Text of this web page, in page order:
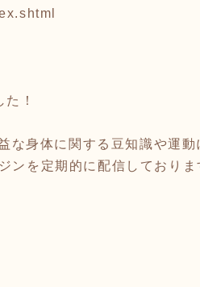
！
身体に関する豆知識や運
を定期的に配信しておりま